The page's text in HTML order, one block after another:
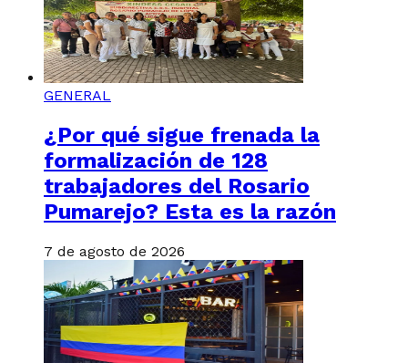
GENERAL
¿Por qué sigue frenada la
formalización de 128
trabajadores del Rosario
Pumarejo? Esta es la razón
7 de agosto de 2026